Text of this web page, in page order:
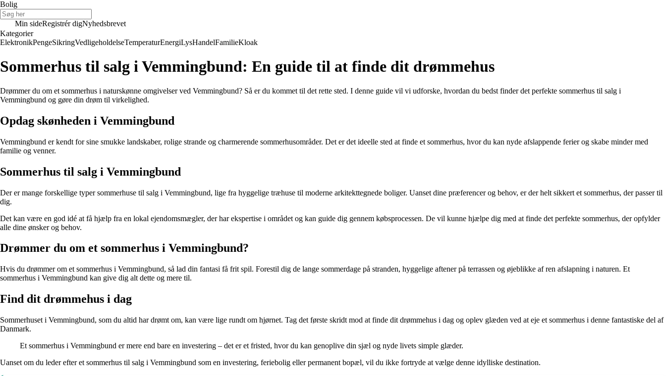
Bolig
Min sideRegistrér digNyhedsbrevet
Kategorier
ElektronikPengeSikringVedligeholdelseTemperaturEnergiLysHandelFamilieKloak
Sommerhus til salg i Vemmingbund: En guide til at finde dit drømmehus
Drømmer du om et sommerhus i naturskønne omgivelser ved Vemmingbund? Så er du kommet til det rette sted. I denne guide vil vi udforske, hvordan du bedst finder det perfekte sommerhus til salg i
Vemmingbund og gøre din drøm til virkelighed.
Opdag skønheden i Vemmingbund
Vemmingbund er kendt for sine smukke landskaber, rolige strande og charmerende sommerhusområder. Det er det ideelle sted at finde et sommerhus, hvor du kan nyde afslappende ferier og skabe minder med
familie og venner.
Sommerhus til salg i Vemmingbund
Der er mange forskellige typer sommerhuse til salg i Vemmingbund, lige fra hyggelige træhuse til moderne arkitekttegnede boliger. Uanset dine præferencer og behov, er der helt sikkert et sommerhus, der passer til
dig.
Det kan være en god idé at få hjælp fra en lokal ejendomsmægler, der har ekspertise i området og kan guide dig gennem købsprocessen. De vil kunne hjælpe dig med at finde det perfekte sommerhus, der opfylder
alle dine ønsker og behov.
Drømmer du om et sommerhus i Vemmingbund?
Hvis du drømmer om et sommerhus i Vemmingbund, så lad din fantasi få frit spil. Forestil dig de lange sommerdage på stranden, hyggelige aftener på terrassen og øjeblikke af ren afslapning i naturen. Et
sommerhus i Vemmingbund kan give dig alt dette og mere til.
Find dit drømmehus i dag
Sommerhuset i Vemmingbund, som du altid har drømt om, kan være lige rundt om hjørnet. Tag det første skridt mod at finde dit drømmehus i dag og oplev glæden ved at eje et sommerhus i denne fantastiske del af
Danmark.
Et sommerhus i Vemmingbund er mere end bare en investering – det er et fristed, hvor du kan genoplive din sjæl og nyde livets simple glæder.
Uanset om du leder efter et sommerhus til salg i Vemmingbund som en investering, feriebolig eller permanent bopæl, vil du ikke fortryde at vælge denne idylliske destination.